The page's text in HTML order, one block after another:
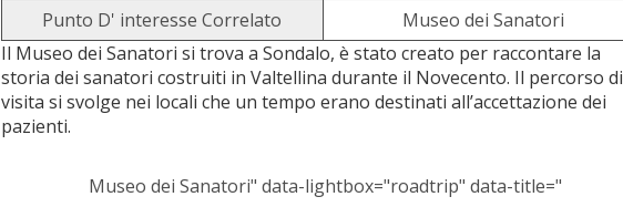
Punto D' interesse Correlato
Museo dei Sanatori
Il Museo dei Sanatori si trova a Sondalo, è stato creato per raccontare la
storia dei sanatori costruiti in Valtellina durante il Novecento. Il percorso di
visita si svolge nei locali che un tempo erano destinati all’accettazione dei
pazienti.
Museo dei Sanatori" data-lightbox="roadtrip" data-title="